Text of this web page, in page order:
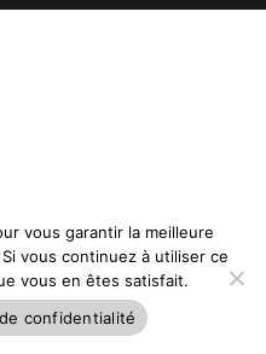
vous garantir la meilleure
vous continuez à utiliser ce
vous en êtes satisfait.
confidentialité